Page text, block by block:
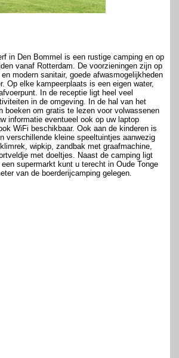
in Den Bommel is een rustige camping en op
vanaf Rotterdam. De voorzieningen zijn op
modern sanitair, goede afwasmogelijkheden
Op elke kampeerplaats is een eigen water,
In de receptie ligt heel veel
in de omgeving. In de hal van het
boeken om gratis te lezen voor volwassenen
informatie eventueel ook op uw laptop
WiFi beschikbaar. Ook aan de kinderen is
verschillende kleine speeltuintjes aanwezig
wipkip, zandbak met graafmachine,
met doeltjes. Naast de camping ligt
supermarkt kunt u terecht in Oude Tonge
van de boerderijcamping gelegen.